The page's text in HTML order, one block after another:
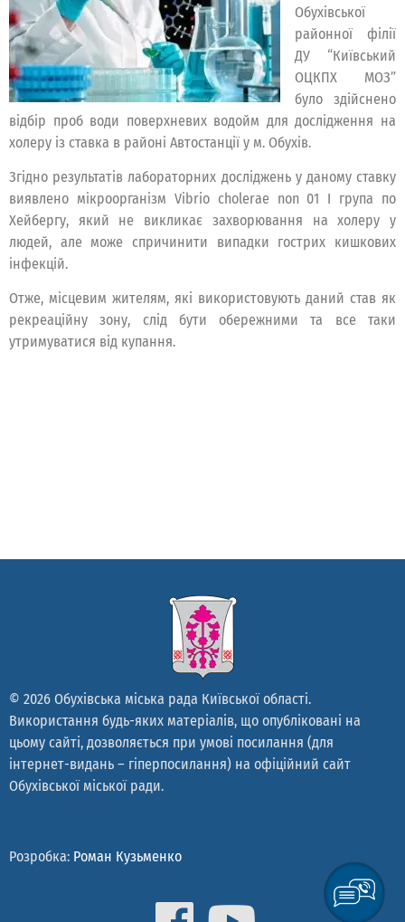
Обухівської
районної філії
ДУ “Київський
ОЦКПХ МОЗ”
було здійснено
відбір проб води поверхневих водойм для дослідження на
холеру із ставка в районі Автостанції у м. Обухів.
Згідно результатів лабораторних досліджень у даному ставку
виявлено мікроорганізм Vibrio cholerae non 01 I група по
Хейбергу, який не викликає захворювання на холеру у
людей, але може спричинити випадки гострих кишкових
інфекцій.
Отже, місцевим жителям, які використовують даний став як
рекреаційну зону, слід бути обережними та все таки
утримуватися від купання.
© 2026 Обухівська міська рада Київської області.
Використання будь-яких матеріалів, що опубліковані на
цьому сайті, дозволяється при умові посилання (для
інтернет-видань – гіперпосилання) на офіційний сайт
Обухівської міської ради.
Розробка: Роман Кузьменко